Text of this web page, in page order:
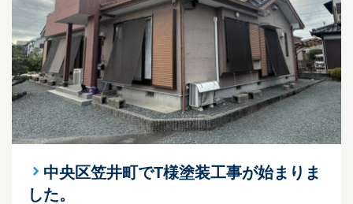
中央区笠井町でT様塗装工事が始まりま
した。